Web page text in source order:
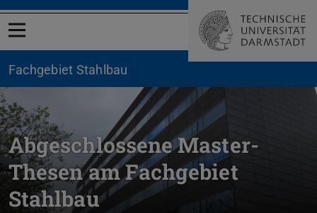
Menü öffnen
Fachgebiet Stahlbau
Abgeschlossene Master-
Thesen am Fachgebiet
Stahlbau